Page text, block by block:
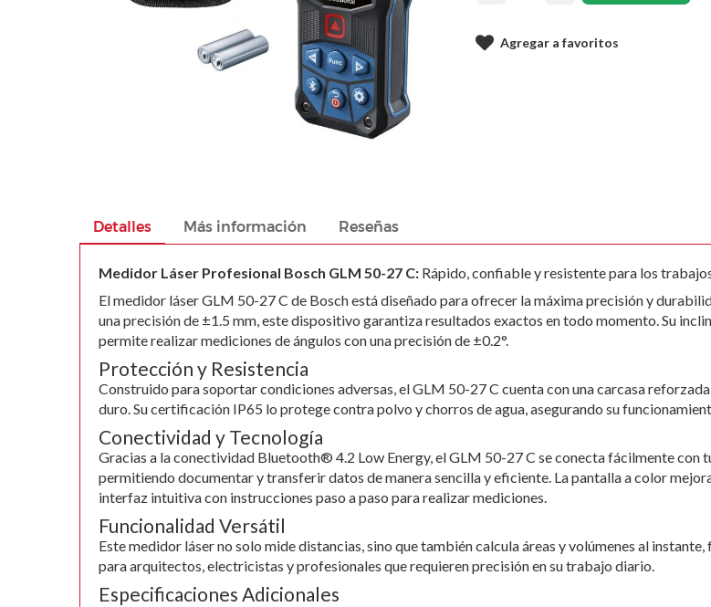
beginning
of
gallery
Agregar a favoritos
Detalles
Medidor Láser Profesional Bosch GLM 50-27 C: Rápido, confiable y resistente para los
El medidor láser GLM 50-27 C de Bosch está diseñado para ofrecer la máxima precisión y
una precisión de ±1.5 mm, este dispositivo garantiza resultados exactos en todo momento. Su
permite realizar mediciones de ángulos con una precisión de ±0.2°.
Protección y Resistencia
Construido para soportar condiciones adversas, el GLM 50-27 C cuenta con una carcasa
duro. Su certificación IP65 lo protege contra polvo y chorros de agua, asegurando su
Conectividad y Tecnología
Gracias a la conectividad Bluetooth® 4.2 Low Energy, el GLM 50-27 C se conecta fácilmente
permitiendo documentar y transferir datos de manera sencilla y eficiente. La pantalla a color
interfaz intuitiva con instrucciones paso a paso para realizar mediciones.
Funcionalidad Versátil
Este medidor láser no solo mide distancias, sino que también calcula áreas y volúmenes al
para arquitectos, electricistas y profesionales que requieren precisión en su trabajo diario.
Especificaciones Adicionales
Más información Reseñas